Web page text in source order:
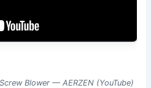
Blower — AERZEN (YouTube)